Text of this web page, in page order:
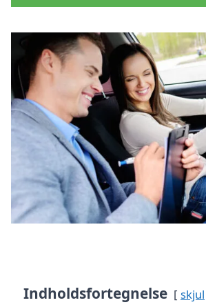
Indholdsfortegnelse skjul